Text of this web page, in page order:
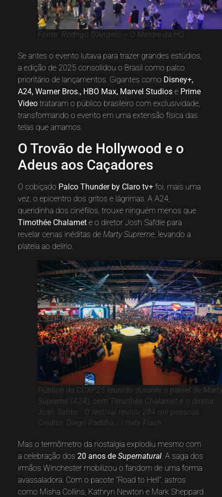
Fonte: Rodrigo D’Angelo – O Mestre da HQ
Se antes o evento lutava para trazer grandes estúdios,
a edição de 2025 consolidou o Brasil como palco
prioritário de lançamentos. Gigantes como Disney+,
A24, Warner Bros., HBO Max, Marvel Studiose Prime
Videotrataram o público brasileiro com exclusividade,
transformando o evento em uma extensão física das
telas que amamos.
O Trovão de Hollywood e o
Adeus aos Caçadores
O cobiçado Palco Thunder by Claro tv+foi, mais uma
vez, o epicentro dos gritos e lágrimas. A A24,
queridinha dos cinéfilos, trouxe ninguém menos que
Timothée Chalamete o diretor Josh Safdie para
revelar cenas inéditas de Marty Supreme, levando a
plateia ao delírio.
Público da CCXP25 reunido durante o painel de Marty
Supreme (A24), com Timothée Chalamet e o diretor
Josh Safdie . O festival reuniu 284 mil pessoas
Crédito: Diego Padilha / I Hate Flash
Mas o termômetro da nostalgia explodiu mesmo com
a celebração dos 20 anos de Supernatural. A saga dos
irmãos Winchester mobilizou o fandom de uma forma
avassaladora. Com o pacote “Road to Hell”, astros
como Misha Collins, Kathryn Newton e Mark Sheppard